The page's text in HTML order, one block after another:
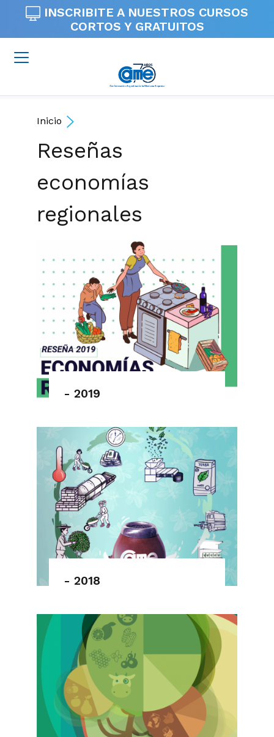
INSCRIBITE A NUESTROS CURSOS
CORTOS Y GRATUITOS
Inicio
Reseñas
economías
regionales
- 2019
- 2018